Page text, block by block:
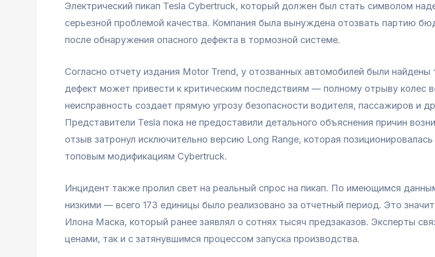
Электрический пикап Tesla Cybertruck, который должен был стать символом
серьезной проблемой качества. Компания была вынуждена отозвать партию
после обнаружения опасного дефекта в тормозной системе.
Согласно отчету издания Motor Trend, у отозванных автомобилей были
дефект может привести к критическим последствиям — полному отрыву колес
неисправность создает прямую угрозу безопасности водителя, пассажиров и
Представители Tesla пока не предоставили детального объяснения причин
отзыв затронул исключительно версию Long Range, которая
топовым модификациям Cybertruck.
Инцидент также пролил свет на реальный спрос на пикап. По имеющимся
низкими — всего 173 единицы было реализовано за отчетный период. Это
Илона Маска, который ранее заявлял о сотнях тысяч предзаказов. Эксперты
ценами, так и с затянувшимся процессом запуска производства.